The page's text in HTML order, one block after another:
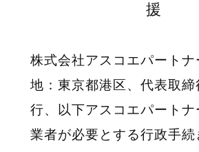
援
株式会社アスコエパートナ
地：東京都港区、代表取締
行、以下アスコエパートナ
業者が必要とする行政手続